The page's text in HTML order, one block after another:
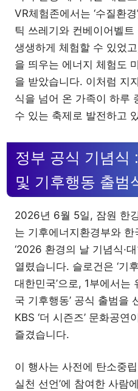
VR체험존에서는 ‘수질환경
틱 쓰레기와 컨베이어벨트
생생하게 체험할 수 있었
을 띄우는 에너지 체험도
을 받았습니다. 이처럼 지
식을 넘어 온 가족이 하루
수 있는 축제로 발전하고
정부 공식 기념식
및 기후행동 출범
2026년 6월 5일, 잠원 한
는 기후에너지환경부와
‘2026 환경의 날 기념식·
열렸습니다. 슬로건은 ‘기
대한민국’으로, 1부에서는
국 기후행동’ 공식 출범을
KBS ‘더 시즌즈’ 문화공
즐겼습니다.
이 행사는 사전에 탄소중
실천 선언’에 참여한 사람